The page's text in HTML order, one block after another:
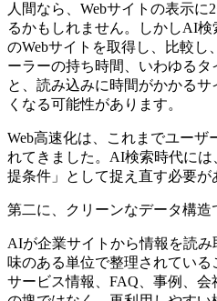
人間なら、Webサイトの表示
るかもしれません。しかしAI
のWebサイトを取得し、比較し
ーラーの持ち時間、いわゆる
と、読み込みに時間がかかるサ
くなる可能性があります。
Web高速化は、これまでユーザ
れてきました。AI検索時代に
提条件」として捉え直す必要が
第二に、クリーンなデータ構造
AIが企業サイトから情報を読
味のある単位で整理されている
サービス情報、FAQ、事例、